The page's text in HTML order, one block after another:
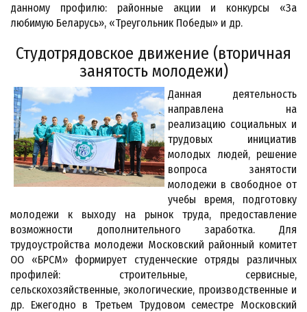
данному профилю: районные акции и конкурсы «За
любимую Беларусь», «Треугольник Победы» и др.
Студотрядовское движение (вторичная
занятость молодежи)
Данная деятельность
направлена на
реализацию социальных и
трудовых инициатив
молодых людей, решение
вопроса занятости
молодежи в свободное от
учебы время, подготовку
молодежи к выходу на рынок труда, предоставление
возможности дополнительного заработка. Для
трудоустройства молодежи Московский районный комитет
ОО «БРСМ» формирует студенческие отряды различных
профилей: строительные, сервисные,
сельскохозяйственные, экологические, производственные и
др. Ежегодно в Третьем Трудовом семестре Московский